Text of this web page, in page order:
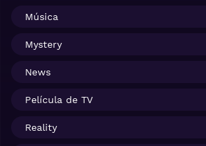
Música
Mystery
News
Película de TV
Reality